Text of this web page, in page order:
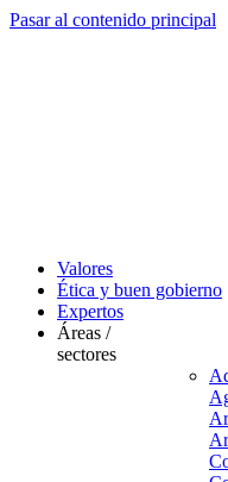
Pasar al contenido principal
Valores
Ética y buen gobierno
Expertos
Áreas /
sectores